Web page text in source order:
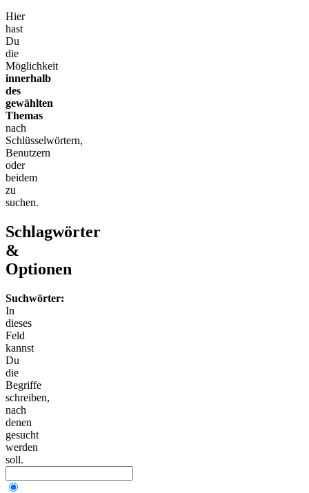
Hier
hast
Du
die
Möglichkeit
innerhalb
des
gewählten
Themas
nach
Schlüsselwörtern,
Benutzern
oder
beidem
zu
suchen.
Schlagwörter
&
Optionen
Suchwörter:
In
dieses
Feld
kannst
Du
die
Begriffe
schreiben,
nach
denen
gesucht
werden
soll.